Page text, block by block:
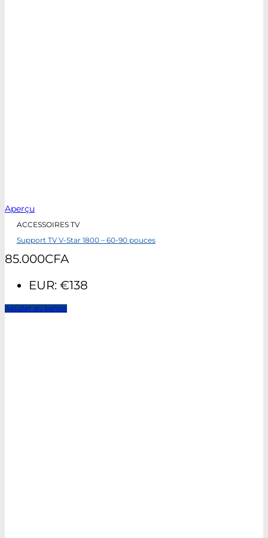
Aperçu
ACCESSOIRES TV
Support TV V-Star 1800 – 60-90 pouces
85.000CFA
EUR: €138
Ajouter au panier